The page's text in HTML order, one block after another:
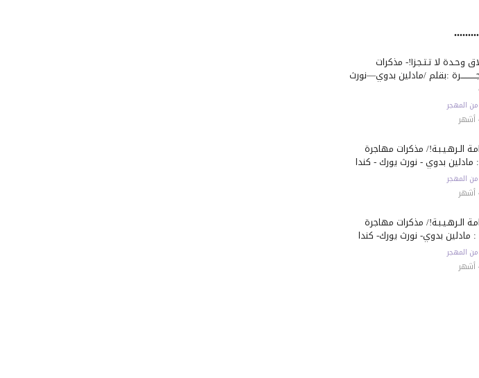
وحـدة لا تـتـجـزأ!- مذكرات
:بقلم /مادلين بدوي—نورث
المهجر
الـرهـيـبـة!/ مذكرات مهاجرة
مادلين بدوي - نورث يورك - كندا
المهجر
الـرهـيـبـة!/ مذكرات مهاجرة
: مادلين بدوي- نورث يورك- كندا
المهجر